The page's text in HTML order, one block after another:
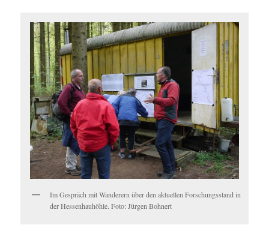
Im Gespräch mit Wanderern über den aktuellen Forschungsstand in
der Hessenhauhöhle. Foto: Jürgen Bohnert